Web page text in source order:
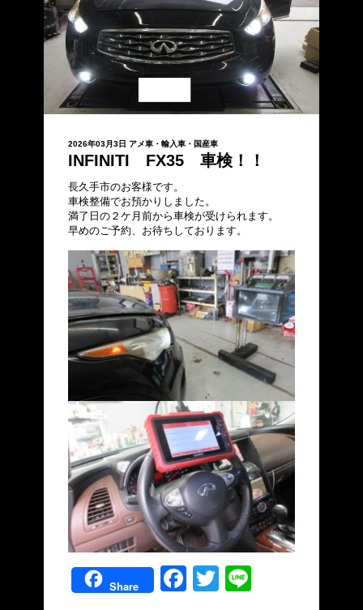
2026年03月3日 アメ車・輸入車・国産車
INFINITI FX35 車検！！
長久手市のお客様です。
車検整備でお預かりしました。
満了日の２ケ月前から車検が受けられます。
早めのご予約、お待ちしております。
Share
FacebookTwitter